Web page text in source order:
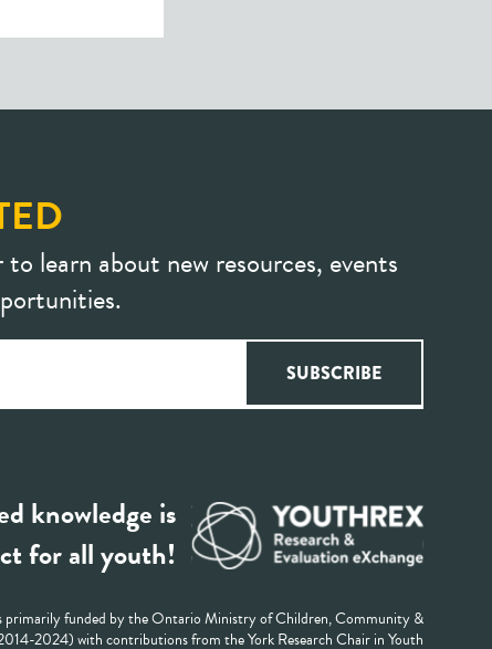
learn about new resources, events
knowledge is
for all youth!
primarily funded by the Ontario Ministry of Children, Community &
2024) with contributions from the York Research Chair in Youth